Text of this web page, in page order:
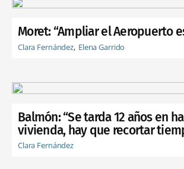
Moret: “Ampliar el Aeropuerto
Clara Fernández Elena Garrido
Balmón: “Se tarda 12 años en
vivienda, hay que recortar
Clara Fernández